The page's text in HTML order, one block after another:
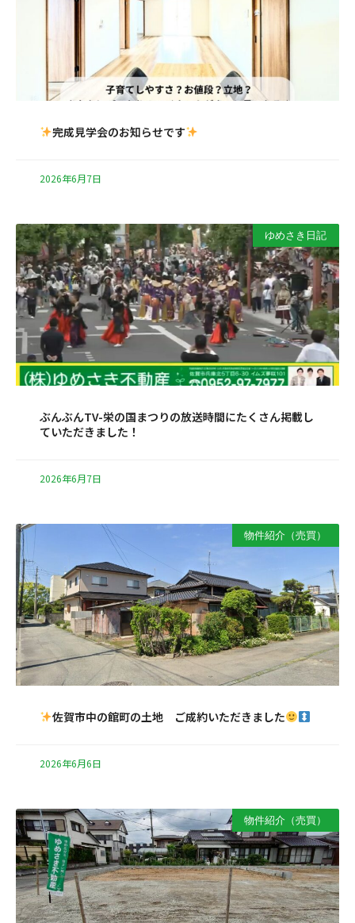
完成見学会のお知らせです
2026年6月7日
ゆめさき日記
ぶんぶんTV-栄の国まつりの放送時間にたくさん掲載し
ていただきました！
2026年6月7日
物件紹介（売買）
佐賀市中の館町の土地 ご成約いただきました
2026年6月6日
物件紹介（売買）